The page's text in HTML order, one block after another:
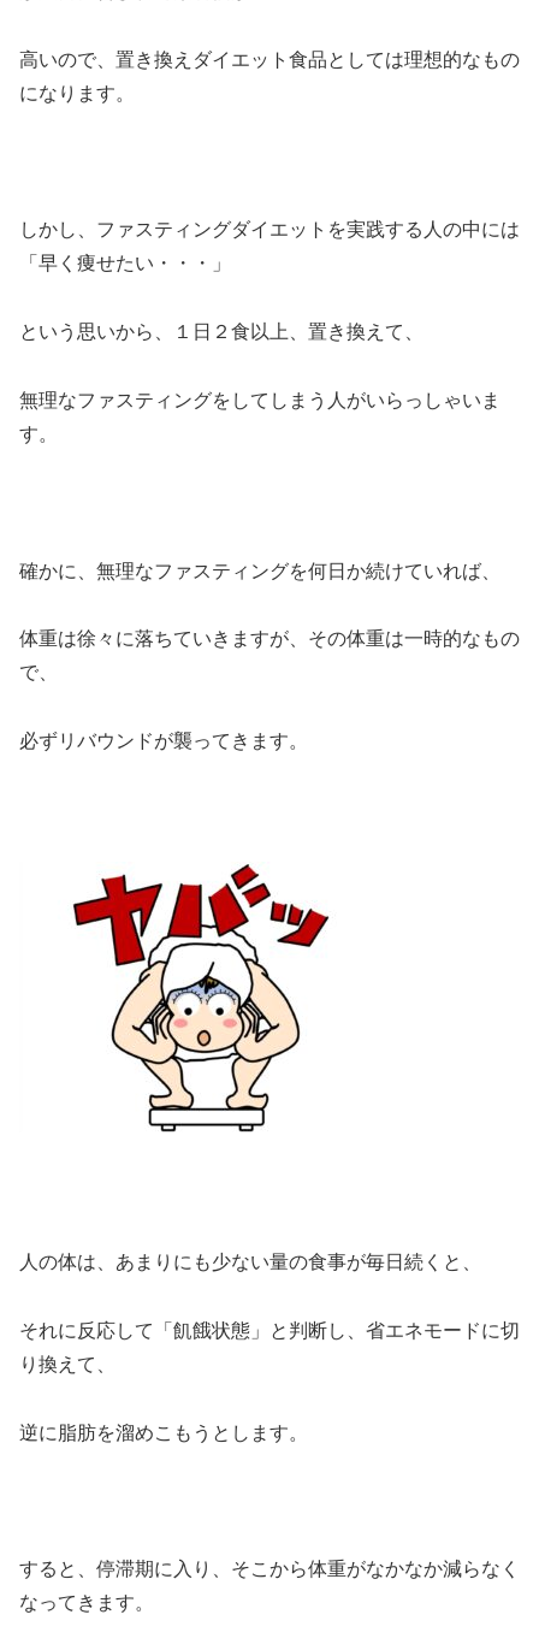
高いので、置き換えダイエット食品としては理想的なもの
になります。
しかし、ファスティングダイエットを実践する人の中には
「早く痩せたい・・・」
という思いから、１日２食以上、置き換えて、
無理なファスティングをしてしまう人がいらっしゃいま
す。
確かに、無理なファスティングを何日か続けていれば、
体重は徐々に落ちていきますが、その体重は一時的なもの
で、
必ずリバウンドが襲ってきます。
人の体は、あまりにも少ない量の食事が毎日続くと、
それに反応して「飢餓状態」と判断し、省エネモードに切
り換えて、
逆に脂肪を溜めこもうとします。
すると、停滞期に入り、そこから体重がなかなか減らなく
なってきます。